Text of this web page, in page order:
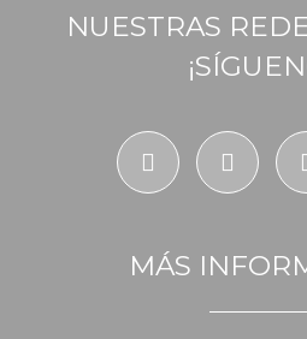
NUESTRAS
MÁS